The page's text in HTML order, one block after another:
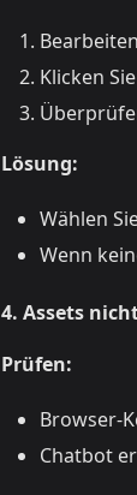
Klicken
Lösung:
Wählen
Wenn
4. Assets
Prüfen:
Browser-
Chatbot